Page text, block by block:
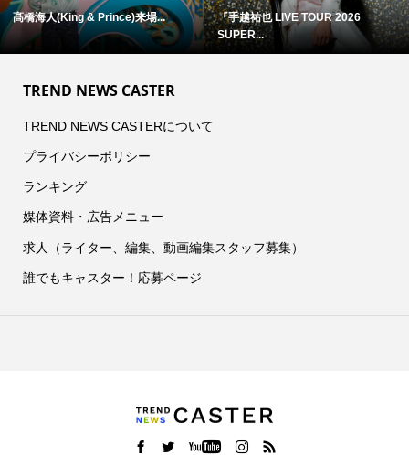
髙橋海人(King & Prince)来場...
『手越祐也 LIVE TOUR 2026
SUPER...
TREND NEWS CASTER
TREND NEWS CASTERについて
プライバシーポリシー
ランキング
媒体資料・広告メニュー
求人（ライター、編集、動画編集スタッフ募集）
誰でもキャスター！応募ページ